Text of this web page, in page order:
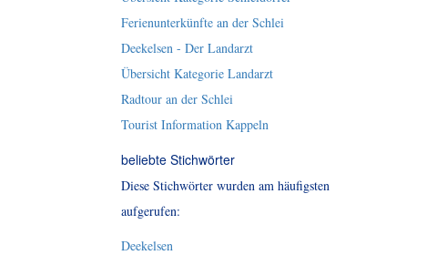
Ferienunterkünfte an der Schlei
Deekelsen - Der Landarzt
Übersicht Kategorie Landarzt
Radtour an der Schlei
Tourist Information Kappeln
beliebte Stichwörter
Diese Stichwörter wurden am häufigsten
aufgerufen:
Deekelsen